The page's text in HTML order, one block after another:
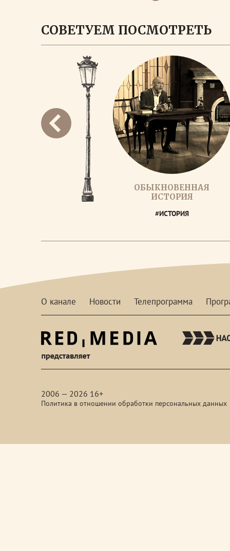
СОВЕТУЕМ ПОСМОТРЕТЬ
ОБЫКНОВЕННАЯ
ИСТОРИЯ
#ИСТОРИЯ
О канале Новости Телепрограмма
2006 — 2026 16+
Политика в отношении обработки персональных данных